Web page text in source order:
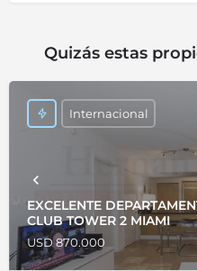
Quizás estas
EXCELENTE
CLUB TOWER 2 MIAMI
USD 870.000
Internacional